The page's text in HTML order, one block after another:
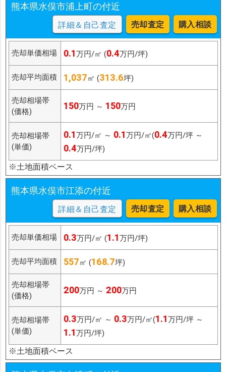
熊本県水俣市浦上町の付近
詳細＆自己査定 売却査定 購入相談
売却単価相場 0.1万円/㎡ (0.4万円/坪)
売却平均面積 1,037㎡ (313.6坪)
売却相場帯
(価格)
150万円 ～ 150万円
売却相場帯
(単価)
0.1万円/㎡ ～ 0.1万円/㎡(0.4万円/坪 ～
0.4万円/坪)
※土地面積ベース
熊本県水俣市江添の付近
詳細＆自己査定 売却査定 購入相談
売却単価相場 0.3万円/㎡ (1.1万円/坪)
売却平均面積 557㎡ (168.7坪)
売却相場帯
(価格)
200万円 ～ 200万円
売却相場帯
(単価)
0.3万円/㎡ ～ 0.3万円/㎡(1.1万円/坪 ～
1.1万円/坪)
※土地面積ベース